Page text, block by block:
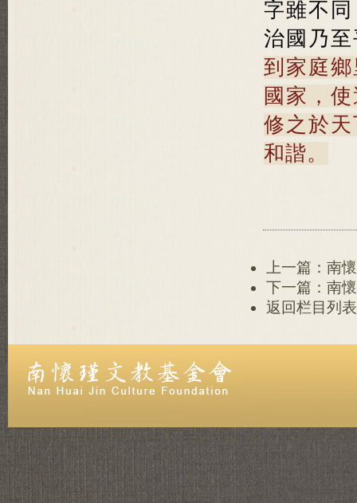
字雖不
治國乃
到家庭
國家，
修之於
和諧。
上一篇：南
下一篇：南
返回栏目列表